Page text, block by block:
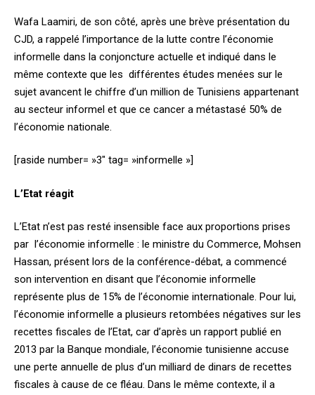
Wafa Laamiri, de son côté, après une brève présentation du
CJD, a rappelé l’importance de la lutte contre l’économie
informelle dans la conjoncture actuelle et indiqué dans le
même contexte que les différentes études menées sur le
sujet avancent le chiffre d’un million de Tunisiens appartenant
au secteur informel et que ce cancer a métastasé 50% de
l’économie nationale.
[raside number= »3″ tag= »informelle »]
L’Etat réagit
L’Etat n’est pas resté insensible face aux proportions prises
par l’économie informelle : le ministre du Commerce, Mohsen
Hassan, présent lors de la conférence-débat, a commencé
son intervention en disant que l’économie informelle
représente plus de 15% de l’économie internationale. Pour lui,
l’économie informelle a plusieurs retombées négatives sur les
recettes fiscales de l’Etat, car d’après un rapport publié en
2013 par la Banque mondiale, l’économie tunisienne accuse
une perte annuelle de plus d’un milliard de dinars de recettes
fiscales à cause de ce fléau. Dans le même contexte, il a